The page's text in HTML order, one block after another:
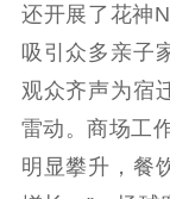
还开展了花神
吸引众多亲子
观众齐声为宿
雷动。商场工
明显攀升，餐